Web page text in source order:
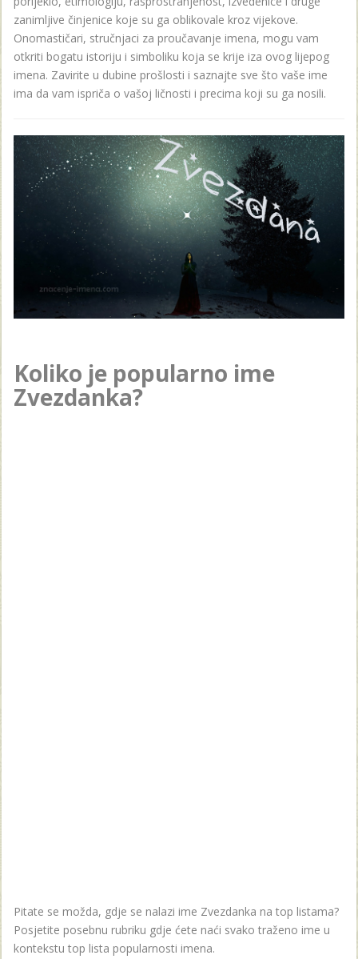
zanimljive činjenice koje su ga oblikovale kroz vijekove.
Onomastičari, stručnjaci za proučavanje imena, mogu vam
otkriti bogatu istoriju i simboliku koja se krije iza ovog lijepog
imena. Zavirite u dubine prošlosti i saznajte sve što vaše ime
ima da vam ispriča o vašoj ličnosti i precima koji su ga nosili.
Koliko je popularno ime
Zvezdanka?
Pitate se možda, gdje se nalazi ime Zvezdanka na top listama?
Posjetite posebnu rubriku gdje ćete naći svako traženo ime u
kontekstu top lista popularnosti imena.